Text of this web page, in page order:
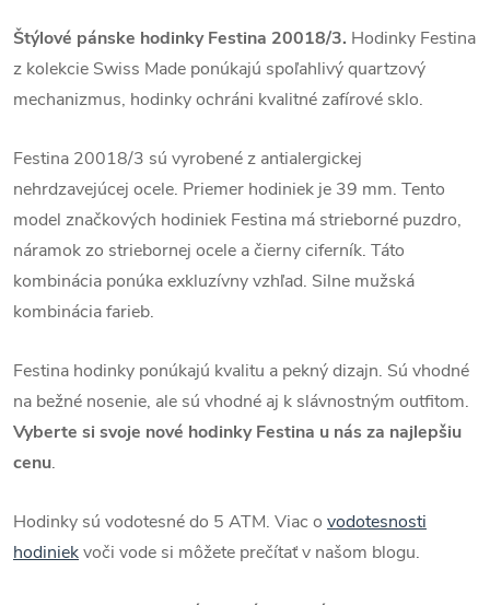
Štýlové pánske hodinky Festina 20018/3. Hodinky Festina
z kolekcie Swiss Made ponúkajú spoľahlivý quartzový
mechanizmus, hodinky ochráni kvalitné zafírové sklo.
Festina 20018/3 sú vyrobené z antialergickej
nehrdzavejúcej ocele. Priemer hodiniek je 39 mm. Tento
model značkových hodiniek Festina má strieborné puzdro,
náramok zo striebornej ocele a čierny ciferník. Táto
kombinácia ponúka exkluzívny vzhľad. Silne mužská
kombinácia farieb.
Festina hodinky ponúkajú kvalitu a pekný dizajn. Sú vhodné
na bežné nosenie, ale sú vhodné aj k slávnostným outfitom.
Vyberte si svoje nové hodinky Festina u nás za najlepšiu
cenu.
Hodinky sú vodotesné do 5 ATM. Viac o vodotesnosti
hodiniekvoči vode si môžete prečítať v našom blogu.